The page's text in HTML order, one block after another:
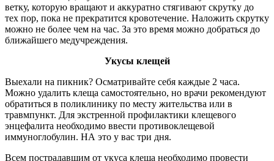
ветку, которую вращают и аккуратно стягивают скрутку до
тех пор, пока не прекратится кровотечение. Наложить скрутку
можно не более чем на час. За это время можно добраться до
ближайшего медучреждения.
Укусы клещей
Выехали на пикник? Осматривайте себя каждые 2 часа.
Можно удалить клеща самостоятельно, но врачи рекомендуют
обратиться в поликлинику по месту жительства или в
травмпункт. Для экстренной профилактики клещевого
энцефалита необходимо ввести противоклещевой
иммуноглобулин. НА это у вас три дня.
Всем пострадавшим от укуса клеща необходимо провести